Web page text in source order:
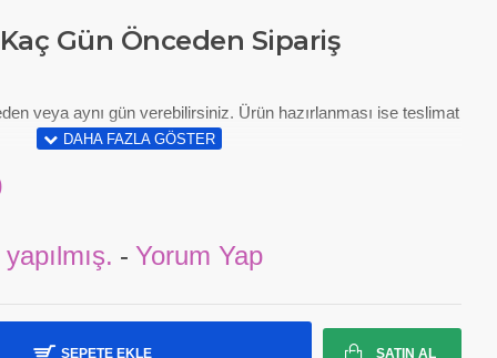
Gün Önceden Sipariş
veya aynı gün verebilirsiniz. Ürün hazırlanması ise teslimat
- Yorum Yap
SEPETE EKLE SATIN AL